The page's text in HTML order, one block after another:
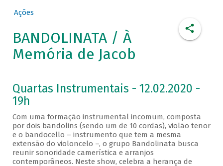
Ações
BANDOLINATA / À
Memória de Jacob
Quartas Instrumentais - 12.02.2020 -
19h
Com uma formação instrumental incomum, composta
por dois bandolins (sendo um de 10 cordas), violão tenor
e o bandocello – instrumento que tem a mesma
extensão do violoncelo –, o grupo Bandolinata busca
reunir sonoridade camerística e arranjos
contemporâneos. Neste show, celebra a herança de